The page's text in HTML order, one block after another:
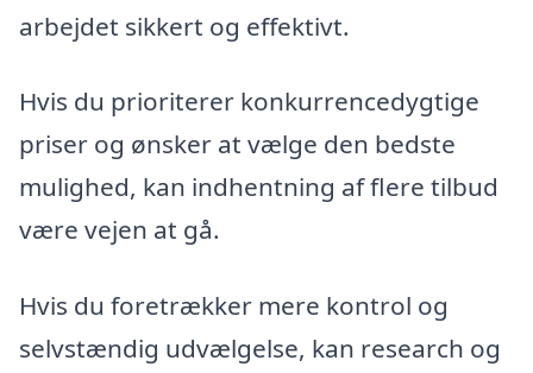
arbejdet sikkert og effektivt.
Hvis du prioriterer konkurrencedygtige
priser og ønsker at vælge den bedste
mulighed, kan indhentning af flere tilbud
være vejen at gå.
Hvis du foretrækker mere kontrol og
selvstændig udvælgelse, kan research og